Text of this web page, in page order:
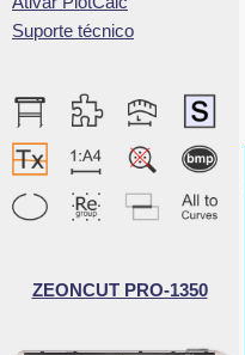
Suporte técnico
ZEONCUT PRO-1350